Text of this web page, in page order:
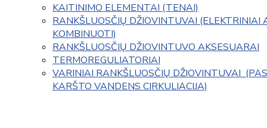
KAITINIMO ELEMENTAI (TENAI)
RANKŠLUOSČIŲ DŽIOVINTUVAI (ELEKTRINIAI
KOMBINUOTI)
RANKŠLUOSČIŲ DŽIOVINTUVO AKSESUARAI
TERMOREGULIATORIAI
VARINIAI RANKŠLUOSČIŲ DŽIOVINTUVAI
KARŠTO VANDENS CIRKULIACIJA)